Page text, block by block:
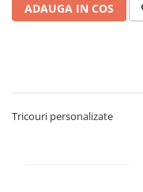
ADAUGA IN COS
Tricouri personalizate